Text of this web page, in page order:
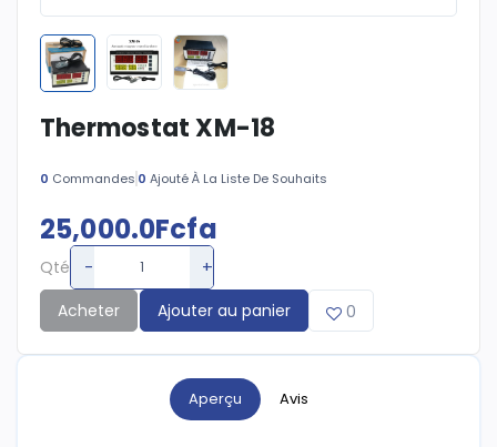
Thermostat XM-18
0 Commandes 0 Ajouté À La Liste De Souhaits
25,000.0Fcfa
Qté - +
Acheter Ajouter au panier 0
Aperçu Avis